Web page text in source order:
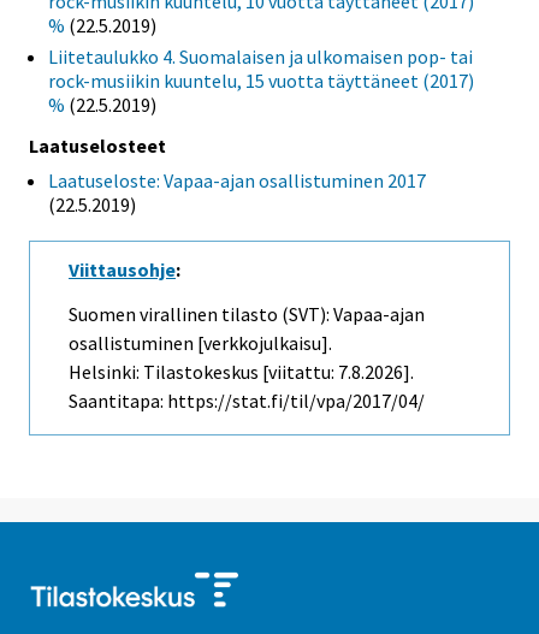
% (22.5.2019)
Liitetaulukko 4. Suomalaisen ja ulkomaisen pop- tai
rock-musiikin kuuntelu, 15 vuotta täyttäneet (2017)
% (22.5.2019)
Laatuselosteet
Laatuseloste: Vapaa-ajan osallistuminen 2017
(22.5.2019)
Viittausohje:
Suomen virallinen tilasto (SVT): Vapaa-ajan
osallistuminen [verkkojulkaisu].
Helsinki: Tilastokeskus [viitattu: 7.8.2026].
Saantitapa: https://stat.fi/til/vpa/2017/04/